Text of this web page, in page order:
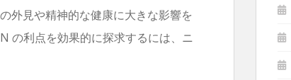
外見や精神的な健康に大きな影響を
の利点を効果的に探求するには、ニ